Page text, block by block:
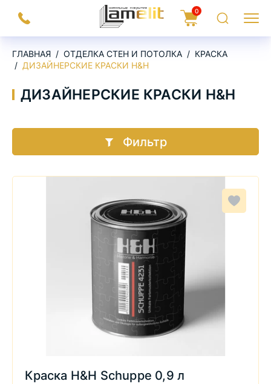
Заказать
звонок
На
Корзина
0
ПоискМеню
ГЛАВНАЯ ОТДЕЛКА СТЕН И ПОТОЛКА
КРАСКА
ДИЗАЙНЕРСКИЕ КРАСКИ H&H
ДИЗАЙНЕРСКИЕ КРАСКИ H&H
Фильтр
Краска H&H Schuppe 0,9 л